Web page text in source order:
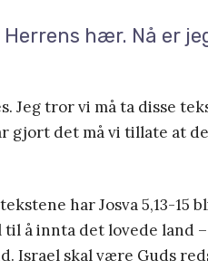
hær. Nå er
Jeg tror vi må ta disse
gjort det må vi tillate at
har Josva 5,13-15
å innta det lovede land
Israel skal være Guds